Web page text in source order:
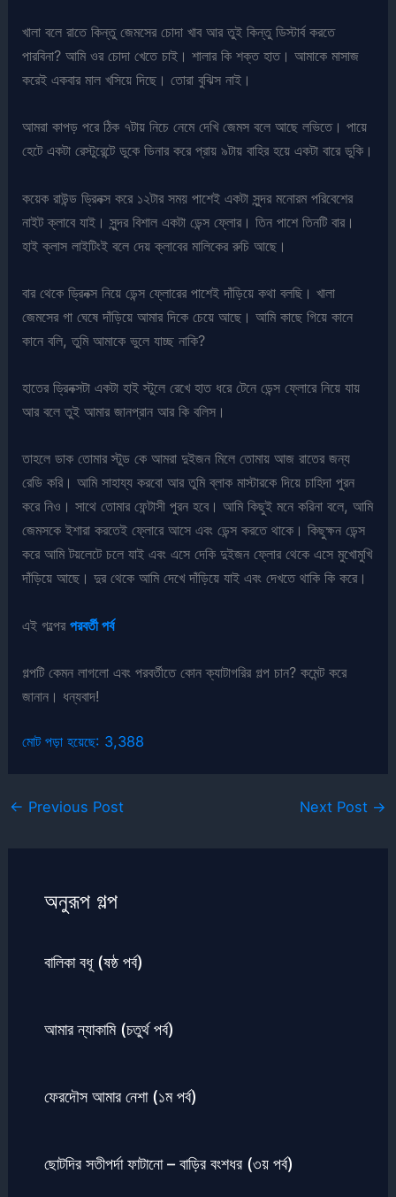
খালা বলে রাতে কিন্তু জেমসের চোদা খাব আর তুই কিন্তু ডিস্টার্ব করতে
পারবিনা? আমি ওর চোদা খেতে চাই। শালার কি শক্ত হাত। আমাকে মাসাজ
করেই একবার মাল খসিয়ে দিছে। তোরা বুঝিস নাই।
আমরা কাপড় পরে ঠিক ৭টায় নিচে নেমে দেখি জেমস বলে আছে লভিতে। পায়ে
হেটে একটা রেস্টুরেন্টে ডুকে ডিনার করে প্রায় ৯টায় বাহির হয়ে একটা বারে ডুকি।
কয়েক রাউন্ড ড্রিনক্স করে ১২টার সময় পাশেই একটা সুন্দর মনোরম পরিবেশের
নাইট ক্লাবে যাই। সুন্দর বিশাল একটা ডেন্স ফ্লোর। তিন পাশে তিনটি বার।
হাই ক্লাস লাইটিংই বলে দেয় ক্লাবের মালিকের রুচি আছে।
বার থেকে ড্রিনক্স নিয়ে ডেন্স ফ্লোরের পাশেই দাঁড়িয়ে কথা বলছি। খালা
জেমসের গা ঘেষে দাঁড়িয়ে আমার দিকে চেয়ে আছে। আমি কাছে গিয়ে কানে
কানে বলি, তুমি আমাকে ভুলে যাচ্ছ নাকি?
হাতের ড্রিনক্সটা একটা হাই স্টুলে রেখে হাত ধরে টেনে ডেন্স ফ্লোরে নিয়ে যায়
আর বলে তুই আমার জানপ্রান আর কি বলিস।
তাহলে ডাক তোমার স্টুড কে আমরা দুইজন মিলে তোমায় আজ রাতের জন্য
রেডি করি। আমি সাহায্য করবো আর তুমি ব্লাক মাস্টারকে দিয়ে চাহিদা পুরন
করে নিও। সাথে তোমার ফেন্টাসী পুরন হবে। আমি কিছুই মনে করিনা বলে, আমি
জেমসকে ইশারা করতেই ফ্লোরে আসে এবং ডেন্স করতে থাকে। কিছুক্ষন ডেন্স
করে আমি টয়লেটে চলে যাই এবং এসে দেকি দুইজন ফ্লোর থেকে এসে মুখোমুখি
দাঁড়িয়ে আছে। দুর থেকে আমি দেখে দাঁড়িয়ে যাই এবং দেখতে থাকি কি করে।
এই গল্পেরপরবর্তী পর্ব
গল্পটি কেমন লাগলো এবং পরবর্তীতে কোন ক্যাটাগরির গল্প চান? কমেন্ট করে
জানান। ধন্যবাদ!
মোট পড়া হয়েছে: 3,388
← Previous Post Next Post →
অনুরূপ গল্প
বালিকা বধূ (ষষ্ঠ পর্ব)
আমার ন্যাকামি (চতুর্থ পর্ব)
ফেরদৌস আমার নেশা (১ম পর্ব)
ছোটদির সতীপর্দা ফাটানো – বাড়ির বংশধর (৩য় পর্ব)